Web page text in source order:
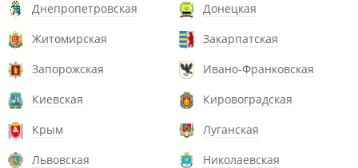
Днепропетровская
Донецкая
Житомирская
Закарпатская
Запорожская
Ивано-Франковская
Киевская
Кировоградская
Крым
Луганская
Львовская
Николаевская